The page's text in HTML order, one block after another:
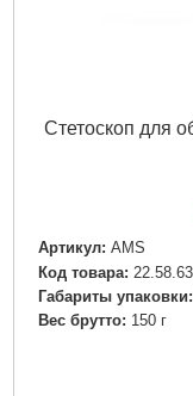
Стетоскоп для
Артикул: AMS
Код товара: 22.58.63
Габариты упаковки:
Вес брутто: 150 г